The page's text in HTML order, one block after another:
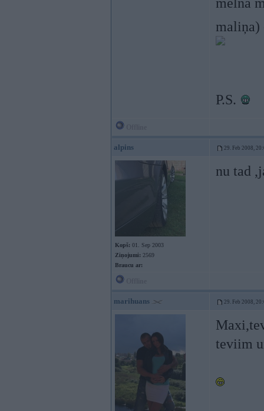
P.S.
alpins 29. Feb 2008,
Kopš: 01. Sep 2003
Ziņojumi: 2569
Braucu ar:
nu tad
marihuans 29. Feb 2008,
teviim